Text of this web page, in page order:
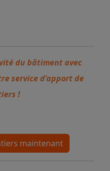
du bâtiment avec
service d'apport de
!
maintenant